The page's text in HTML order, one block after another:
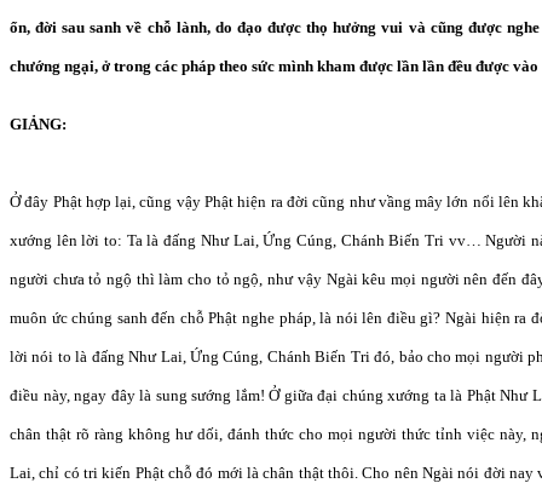
ổn, đời sau sanh về chỗ lành, do đạo được thọ hưởng vui và cũng được
chướng ngại, ở trong các pháp theo sức mình kham được lần lần đều được vào
GIẢNG:
Ở đây Phật hợp lại, cũng vậy Phật hiện ra đời cũng như vầng mây lớn nổi lên
xướng lên lời to: Ta là đấng Như Lai, Ứng Cúng, Chánh Biến Tri vv… Người
người chưa tỏ ngộ thì làm cho tỏ ngộ, như vậy Ngài kêu mọi người nên đến
muôn ức chúng sanh đến chỗ Phật nghe pháp, là nói lên điều gì? Ngài hiện ra
lời nói to là đấng Như Lai, Ứng Cúng, Chánh Biến Tri đó, bảo cho mọi người
điều này, ngay đây là sung sướng lắm! Ở giữa đại chúng xướng ta là Phật Như
chân thật rõ ràng không hư dối, đánh thức cho mọi người thức tỉnh việc này,
Lai, chỉ có tri kiến Phật chỗ đó mới là chân thật thôi. Cho nên Ngài nói đời nay